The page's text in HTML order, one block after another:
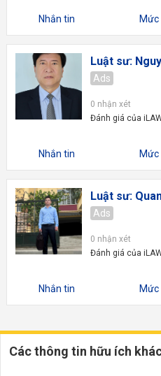
Nhắn tin Mức
Luật sư:
Ads
0 nhận xét
Đánh giá của
Nhắn tin Mức
Luật sư:
Ads
0 nhận xét
Đánh giá của
Nhắn tin Mức
Các thông tin hữu ích